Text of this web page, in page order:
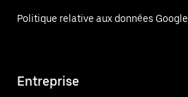
Politique relative aux données Google
Entreprise